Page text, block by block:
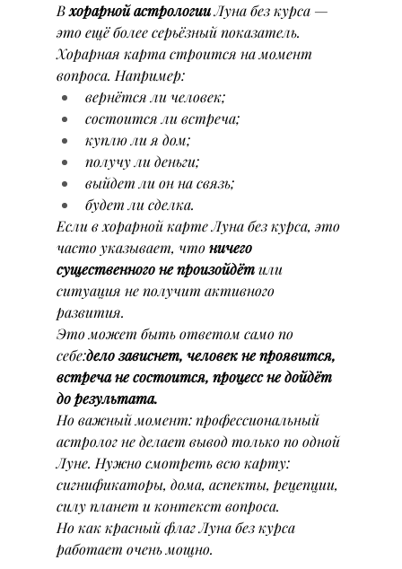
В хорарной астрологии Луна без курса —
это ещё более серьёзный показатель.
Хорарная карта строится на момент
вопроса. Например:
вернётся ли человек;
состоится ли встреча;
куплю ли я дом;
получу ли деньги;
выйдет ли он на связь;
будет ли сделка.
Если в хорарной карте Луна без курса, это
часто указывает, что ничего
существенного не произойдёт или
ситуация не получит активного
развития.
Это может быть ответом само по
себе:дело зависнет, человек не проявится,
встреча не состоится, процесс не дойдёт
до результата.
Но важный момент: профессиональный
астролог не делает вывод только по одной
Луне. Нужно смотреть всю карту:
сигнификаторы, дома, аспекты, рецепции,
силу планет и контекст вопроса.
Но как красный флаг Луна без курса
работает очень мощно.